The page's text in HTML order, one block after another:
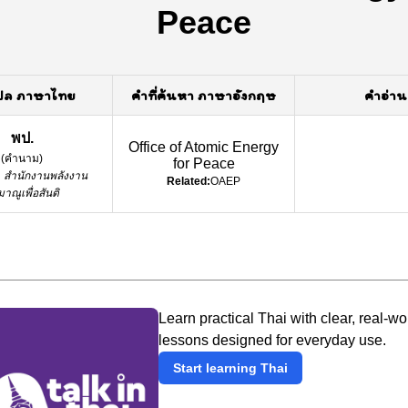
Peace
ภาษาไทย คำที่ค้นหา ภาษาอังกฤษ คำอ่าน
พป.
(คำนาม)
สำนักงานพลังงาน
าณูเพื่อสันติ
Office of Atomic Energy
for Peace
Related:OAEP
Learn practical Thai with clear, real-
lessons designed for everyday use.
Start learning Thai